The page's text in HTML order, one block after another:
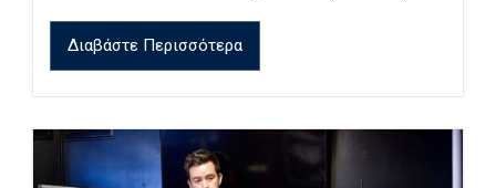
Διαβάστε Περισσότερα